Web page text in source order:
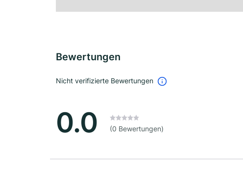
Bewertungen
Nicht verifizierte Bewertungen
0.0 (0 Bewertungen)